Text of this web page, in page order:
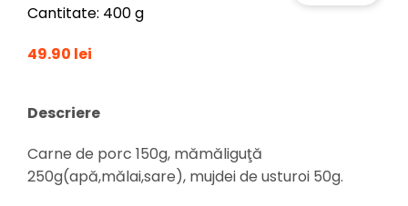
Cantitate: 400 g
49.90 lei
Descriere
Carne de porc 150g, mămăliguţă
250g(apă,mălai,sare), mujdei de usturoi 50g.